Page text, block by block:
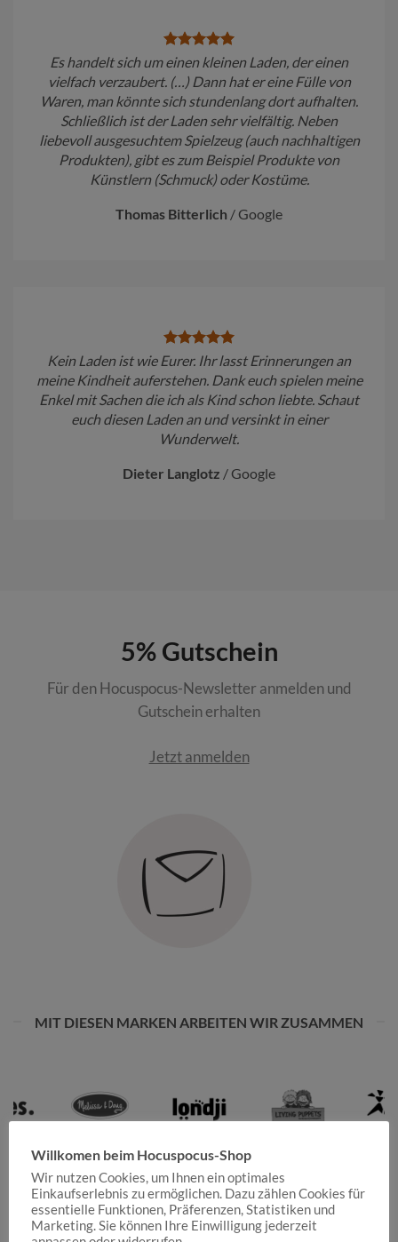
Es handelt sich um einen kleinen Laden, der einen
vielfach verzaubert. (…) Dann hat er eine Fülle von
Waren, man könnte sich stundenlang dort aufhalten.
Schließlich ist der Laden sehr vielfältig. Neben
liebevoll ausgesuchtem Spielzeug (auch nachhaltigen
Produkten), gibt es zum Beispiel Produkte von
Künstlern (Schmuck) oder Kostüme.
Thomas Bitterlich / Google
Kein Laden ist wie Eurer. Ihr lasst Erinnerungen an
meine Kindheit auferstehen. Dank euch spielen meine
Enkel mit Sachen die ich als Kind schon liebte. Schaut
euch diesen Laden an und versinkt in einer
Wunderwelt.
Dieter Langlotz / Google
5% Gutschein
Für den Hocuspocus-Newsletter anmelden und
Gutschein erhalten
Jetzt anmelden
MIT DIESEN MARKEN ARBEITEN WIR ZUSAMMEN
Willkomen beim Hocuspocus-Shop
Wir nutzen Cookies, um Ihnen ein optimales
Einkaufserlebnis zu ermöglichen. Dazu zählen Cookies für
essentielle Funktionen, Präferenzen, Statistiken und
Marketing. Sie können Ihre Einwilligung jederzeit